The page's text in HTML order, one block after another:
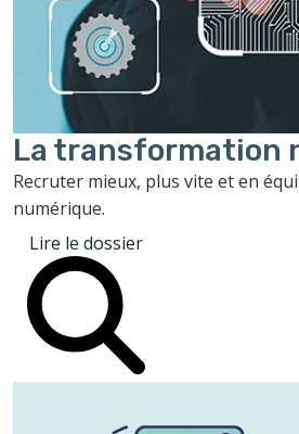
La transformation
Recruter mieux, plus vite et en
numérique.
Lire le dossier